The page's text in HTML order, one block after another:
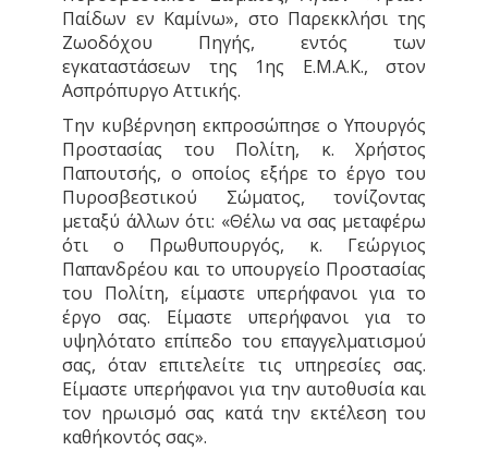
Παίδων εν Καμίνω», στο Παρεκκλήσι της
Ζωοδόχου Πηγής, εντός των
εγκαταστάσεων της 1ης Ε.Μ.Α.Κ., στον
Ασπρόπυργο Αττικής.
Την κυβέρνηση εκπροσώπησε ο Υπουργός
Προστασίας του Πολίτη, κ. Χρήστος
Παπουτσής, ο οποίος εξήρε το έργο του
Πυροσβεστικού Σώματος, τονίζοντας
μεταξύ άλλων ότι: «Θέλω να σας μεταφέρω
ότι ο Πρωθυπουργός, κ. Γεώργιος
Παπανδρέου και το υπουργείο Προστασίας
του Πολίτη, είμαστε υπερήφανοι για το
έργο σας. Είμαστε υπερήφανοι για το
υψηλότατο επίπεδο του επαγγελματισμού
σας, όταν επιτελείτε τις υπηρεσίες σας.
Είμαστε υπερήφανοι για την αυτοθυσία και
τον ηρωισμό σας κατά την εκτέλεση του
καθήκοντός σας».